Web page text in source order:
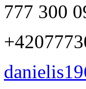
777 300